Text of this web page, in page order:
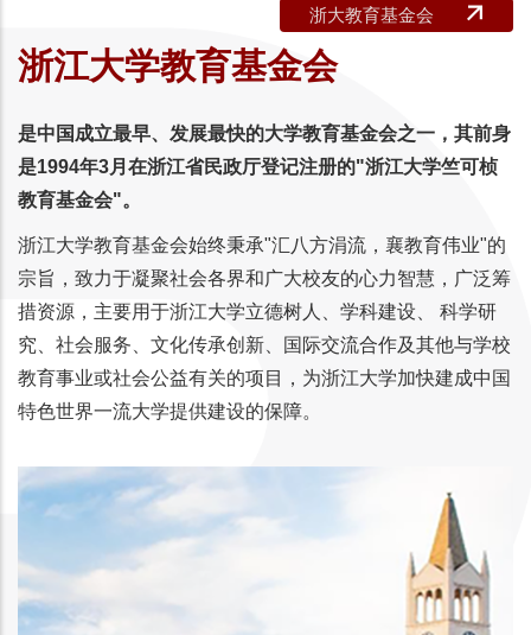
浙大教育基金会
浙江大学教育基金会
是中国成立最早、发展最快的大学教育基金会之一，其前身
是1994年3月在浙江省民政厅登记注册的"浙江大学竺可桢
教育基金会"。
浙江大学教育基金会始终秉承"汇八方涓流，襄教育伟业"的
宗旨，致力于凝聚社会各界和广大校友的心力智慧，广泛筹
措资源，主要用于浙江大学立德树人、学科建设、 科学研
究、社会服务、文化传承创新、国际交流合作及其他与学校
教育事业或社会公益有关的项目，为浙江大学加快建成中国
特色世界一流大学提供建设的保障。